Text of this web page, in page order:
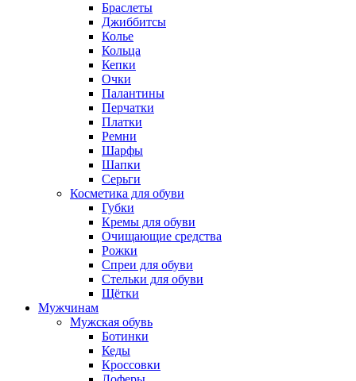
Браслеты
Джиббитсы
Колье
Кольца
Кепки
Очки
Палантины
Перчатки
Платки
Ремни
Шарфы
Шапки
Серьги
Косметика для обуви
Губки
Кремы для обуви
Очищающие средства
Рожки
Спреи для обуви
Стельки для обуви
Щётки
Мужчинам
Мужская обувь
Ботинки
Кеды
Кроссовки